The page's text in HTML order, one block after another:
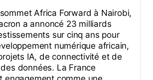
Africa Forward à Nairobi,
a annoncé 23 milliards
sur cinq ans pour
numérique africain,
IA, de connectivité et de
données. La France